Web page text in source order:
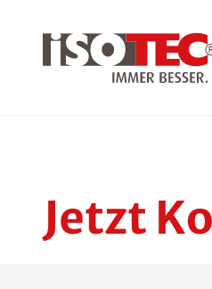
Jetzt